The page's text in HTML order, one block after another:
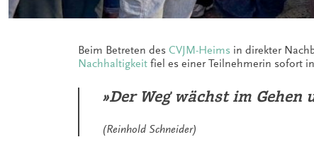
Beim Betreten des CVJM-Heims in direkter
Nachhaltigkeit fiel es einer Teilnehmerin sofort
»Der Weg wächst im
(Reinhold Schneider)